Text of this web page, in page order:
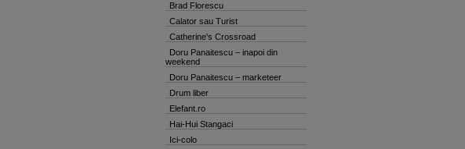
Brad Florescu
Calator sau Turist
Catherine's Crossroad
Doru Panaitescu – inapoi din
weekend
Doru Panaitescu – marketeer
Drum liber
Elefant.ro
Hai-Hui Stangaci
Ici-colo